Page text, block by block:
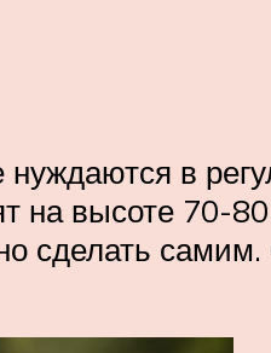
в
на высоте 70-
сделать